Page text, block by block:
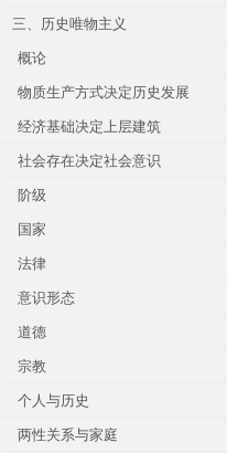
三、历史唯物主义
概论
物质生产方式决定历史发展
经济基础决定上层建筑
社会存在决定社会意识
阶级
国家
法律
意识形态
道德
宗教
个人与历史
两性关系与家庭